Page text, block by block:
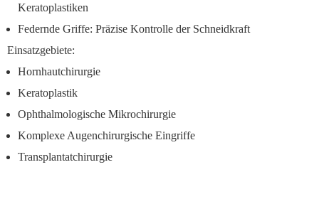
Keratoplastiken
Federnde Griffe: Präzise Kontrolle der Schneidkraft
Einsatzgebiete:
Hornhautchirurgie
Keratoplastik
Ophthalmologische Mikrochirurgie
Komplexe Augenchirurgische Eingriffe
Transplantatchirurgie